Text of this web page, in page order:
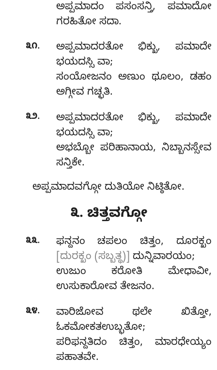
ಅಪ್ಪಮಾದಂ ಪಸಂಸನ್ತಿ, ಪಮಾದೋ
ಗರಹಿತೋ ಸದಾ.
೩೧.
ಅಪ್ಪಮಾದರತೋ ಭಿಕ್ಖು, ಪಮಾದೇ
ಭಯದಸ್ಸಿ ವಾ;
ಸಂಯೋಜನಂ ಅಣುಂ ಥೂಲಂ, ಡಹಂ
ಅಗ್ಗೀವ ಗಚ್ಛತಿ.
೩೨.
ಅಪ್ಪಮಾದರತೋ ಭಿಕ್ಖು, ಪಮಾದೇ
ಭಯದಸ್ಸಿ ವಾ;
ಅಭಬ್ಬೋ ಪರಿಹಾನಾಯ, ನಿಬ್ಬಾನಸ್ಸೇವ
ಸನ್ತಿಕೇ.
ಅಪ್ಪಮಾದವಗ್ಗೋ ದುತಿಯೋ ನಿಟ್ಠಿತೋ.
೩. ಚಿತ್ತವಗ್ಗೋ
೩೩. ಫನ್ದನಂಚಪಲಂ ಚಿತ್ತಂ, ದೂರಕ್ಖಂ
[ದುರಕ್ಖಂ (ಸಬ್ಬತ್ಥ)] ದುನ್ನಿವಾರಯಂ;
ಉಜುಂ ಕರೋತಿ ಮೇಧಾವೀ,
ಉಸುಕಾರೋವ ತೇಜನಂ.
೩೪.
ವಾರಿಜೋವ ಥಲೇ ಖಿತ್ತೋ,
ಓಕಮೋಕತಉಬ್ಭತೋ;
ಪರಿಫನ್ದತಿದಂ ಚಿತ್ತಂ, ಮಾರಧೇಯ್ಯಂ
ಪಹಾತವೇ.